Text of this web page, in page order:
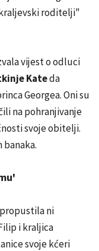
roditelji"
vijest o odluci
Kateda
Georgea. Oni su
na pohranjivanje
svoje obitelji.
ni
i kraljica
svoje kćeri